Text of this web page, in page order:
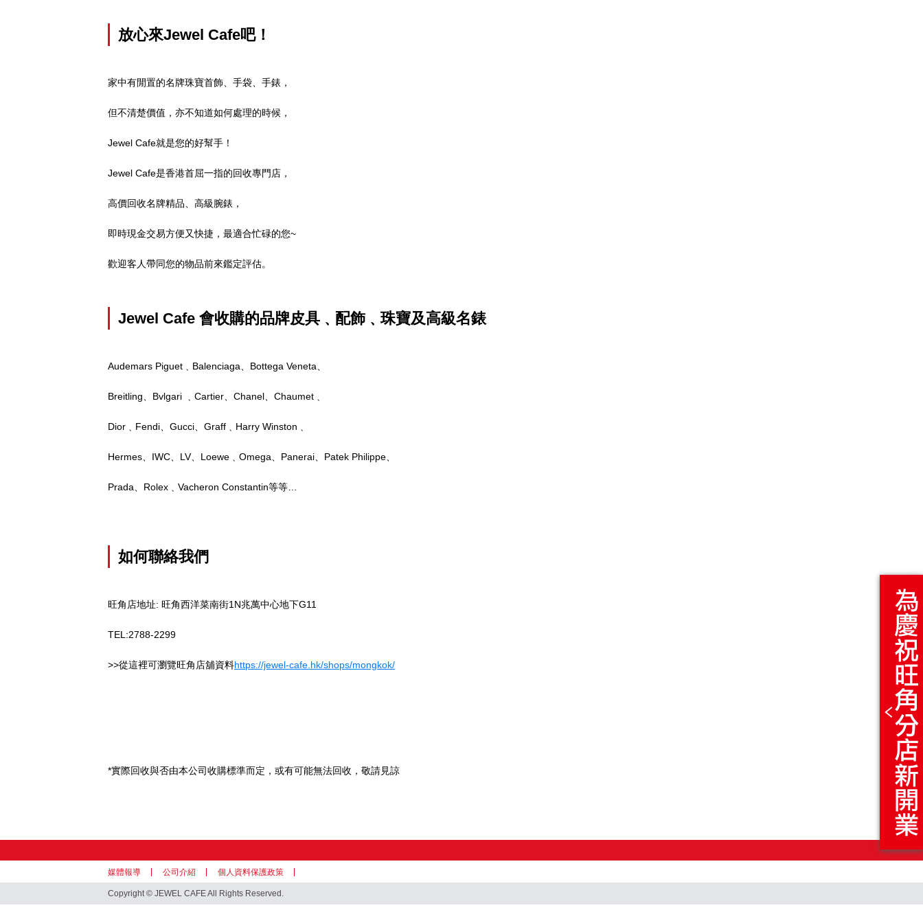
放心來Jewel Cafe吧！
家中有閒置的名牌珠寶首飾、手袋、手錶，
但不清楚價值，亦不知道如何處理的時候，
Jewel Cafe就是您的好幫手！
Jewel Cafe是香港首屈一指的回收專門店，
高價回收名牌精品、高級腕錶，
即時現金交易方便又快捷，最適合忙碌的您~
歡迎客人帶同您的物品前來鑑定評估。
Jewel Cafe 會收購的品牌皮具﹑配飾﹑珠寶及高級名錶
Audemars Piguet﹑Balenciaga、Bottega Veneta、
Breitling、Bvlgari ﹑Cartier、Chanel、Chaumet﹑
Dior﹑Fendi、Gucci、Graff﹑Harry Winston﹑
Hermes、IWC、LV、Loewe﹑Omega、Panerai、Patek Philippe、
Prada、Rolex﹑Vacheron Constantin等等…
如何聯絡我們
旺角店地址: 旺角西洋菜南街1N兆萬中心地下G11
TEL:2788-2299
>>從這裡可瀏覽旺角店舖資料https://jewel-cafe.hk/shops/mongkok/
*實際回收與否由本公司收購標準而定，或有可能無法回收，敬請見諒
媒體報導 公司介紹 個人資料保護政策
Copyright © JEWEL CAFE All Rights Reserved.